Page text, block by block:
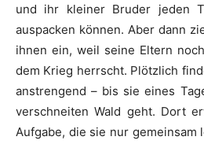
und ihr kleiner Bruder jeden
auspacken können. Aber dann
ihnen ein, weil seine Eltern
dem Krieg herrscht. Plötzlich
anstrengend – bis sie eines
verschneiten Wald geht. Dort
Aufgabe, die sie nur gemeinsam